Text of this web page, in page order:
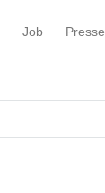
Job Presse